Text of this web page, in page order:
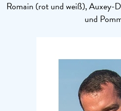
Romain (rot und weiß), Auxey-
und